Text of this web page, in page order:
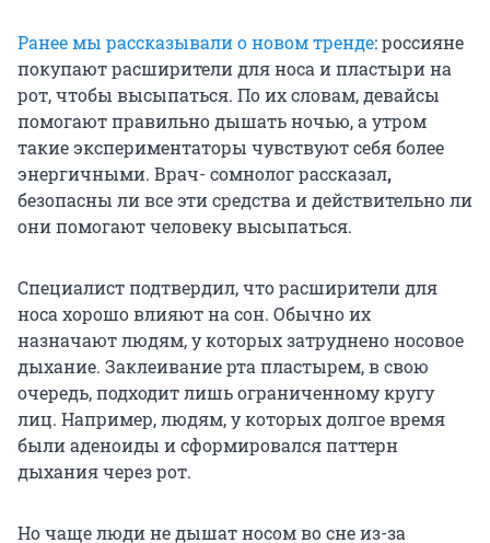
Ранее мы рассказывали о новом тренде: россияне
покупают расширители для носа и пластыри на
рот, чтобы высыпаться. По их словам, девайсы
помогают правильно дышать ночью, а утром
такие экспериментаторы чувствуют себя более
энергичными. Врач- сомнолог рассказал,
безопасны ли все эти средства и действительно ли
они помогают человеку высыпаться.
Специалист подтвердил, что расширители для
носа хорошо влияют на сон. Обычно их
назначают людям, у которых затруднено носовое
дыхание. Заклеивание рта пластырем, в свою
очередь, подходит лишь ограниченному кругу
лиц. Например, людям, у которых долгое время
были аденоиды и сформировался паттерн
дыхания через рот.
Но чаще люди не дышат носом во сне из-за